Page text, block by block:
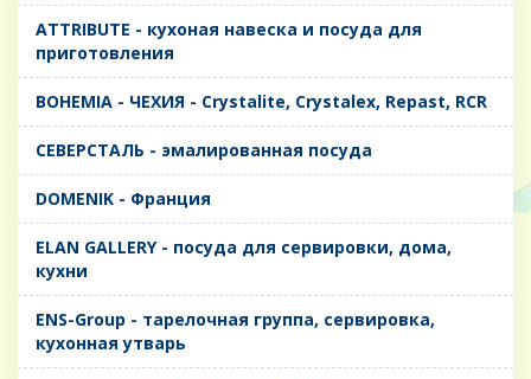
ATTRIBUTE - кухоная навеска и посуда для
приготовления
BOHEMIA - ЧЕХИЯ - Crystalite, Crystalex, Repast, RCR
CЕВЕРСТАЛЬ - эмалированная посуда
DOMENIK - Франция
ELAN GALLERY - посуда для сервировки, дома,
кухни
ENS-Group - тарелочная группа, сервировка,
кухонная утварь